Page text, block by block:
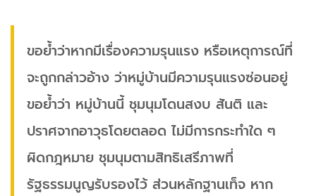
ขอย้ำว่าหากมีเรื่องความรุนแรง หรือเหตุการณ์ที่
จะถูกกล่าวอ้าง ว่าหมู่บ้านมีความรุนแรงซ่อนอยู่
ขอย้ำว่า หมู่บ้านนี้ ชุมนุมโดนสงบ สันติ และ
ปราศจากอาวุธโดยตลอด ไม่มีการกระทำใด ๆ
ผิดกฎหมาย ชุมนุมตามสิทธิเสรีภาพที่
รัฐธรรมนูญรับรองไว้ ส่วนหลักฐานเท็จ หาก